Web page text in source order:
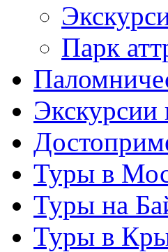
Парк
Экскурсии
Туры в
Туры на
Туры в